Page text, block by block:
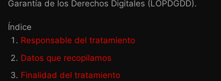
Garantía de los Derechos Digitales (LOPDGDD).
Índice
Responsable del tratamiento
Datos que recopilamos
Finalidad del tratamiento